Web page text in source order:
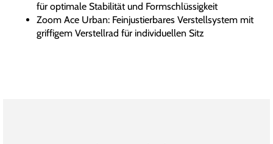
für optimale Stabilität und Formschlüssigkeit
Zoom Ace Urban: Feinjustierbares Verstellsystem mit
griffigem Verstellrad für individuellen Sitz